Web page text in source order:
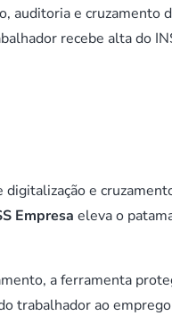
auditoria e cruzamento
recebe alta do
e
Empresa eleva o
a ferramenta
trabalhador ao